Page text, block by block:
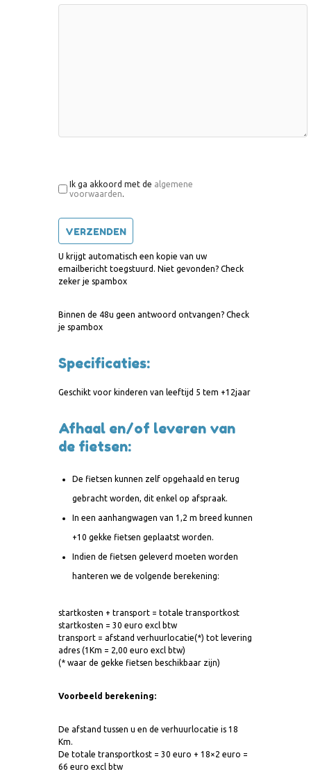
Ik ga akkoord met de algemene
voorwaarden
U krijgt automatisch een kopie van uw
emailbericht toegstuurd. Niet gevonden? Check
zeker je spambox
Binnen de 48u geen antwoord ontvangen? Check
je spambox
Specificaties:
Geschikt voor kinderen van leeftijd 5 tem +12jaar
Afhaal en/of leveren van
de fietsen:
De fietsen kunnen zelf opgehaald en terug
gebracht worden, dit enkel op afspraak.
In een aanhangwagen van 1,2 m breed kunnen
+10 gekke fietsen geplaatst worden.
Indien de fietsen geleverd moeten worden
hanteren we de volgende berekening:
startkosten + transport = totale transportkost
startkosten = 30 euro excl btw
transport = afstand verhuurlocatie(*) tot levering
adres (1Km = 2,00 euro excl btw)
(* waar de gekke fietsen beschikbaar zijn)
Voorbeeld berekening:
De afstand tussen u en de verhuurlocatie is 18
Km.
De totale transportkost = 30 euro + 18×2 euro =
66 euro excl btw